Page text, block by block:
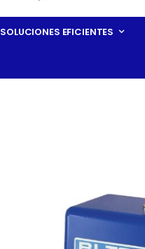
SOLUCIONES EFICIENTES